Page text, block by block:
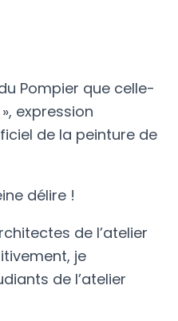
Pompier que celle-
expression
de la peinture de
délire !
de l’atelier
je
de l’atelier